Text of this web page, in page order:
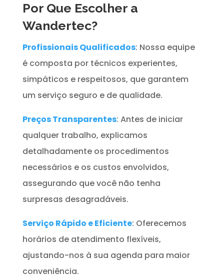
Por Que Escolher a
Wandertec?
Profissionais Qualificados: Nossa equipe
é composta por técnicos experientes,
simpáticos e respeitosos, que garantem
um serviço seguro e de qualidade.
Preços Transparentes: Antes de iniciar
qualquer trabalho, explicamos
detalhadamente os procedimentos
necessários e os custos envolvidos,
assegurando que você não tenha
surpresas desagradáveis.
Serviço Rápido e Eficiente: Oferecemos
horários de atendimento flexíveis,
ajustando-nos à sua agenda para maior
conveniência.